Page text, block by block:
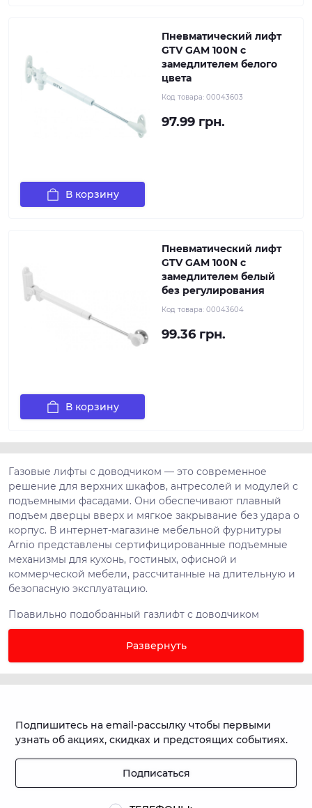
Пневматический лифт
GTV GAM 100N с
замедлителем белого
цвета
Код товара: 00043603
97.99 грн.
В корзину
Пневматический лифт
GTV GAM 100N с
замедлителем белый
без регулирования
Код товара: 00043604
99.36 грн.
В корзину
Газовые лифты с доводчиком — это современное
решение для верхних шкафов, антресолей и модулей с
подъемными фасадами. Они обеспечивают плавный
подъем дверцы вверх и мягкое закрывание без удара о
корпус. В интернет-магазине мебельной фурнитуры
Arnio представлены сертифицированные подъемные
механизмы для кухонь, гостиных, офисной и
коммерческой мебели, рассчитанные на длительную и
безопасную эксплуатацию.
Правильно подобранный газлифт с доводчиком
снижает нагрузку на петли, предотвращает перекос
фасада и продлевает срок службы всего мебельного
блока.
Как работает газовый лифт с
Газовый лифт с доводчиком — это подъемный
механизм, в основе которого находится цилиндр,
расположен шток с поршнем, создающий
контролируемое усилие на открывание фасада.
Развернуть
Подпишитесь на email-рассылку чтобы первыми
узнать об акциях, скидках и предстоящих событиях.
Подписаться